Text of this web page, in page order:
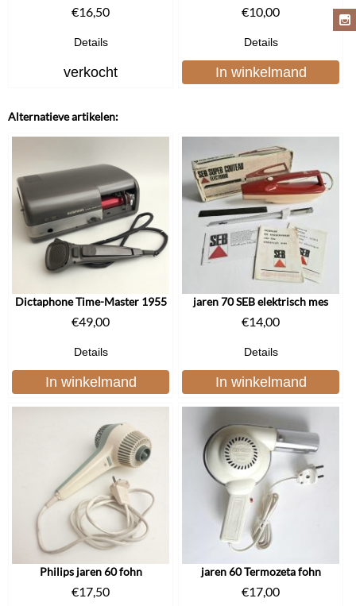
€16,50
Details
verkocht
€10,00
Details
In winkelmand
Alternatieve artikelen:
Dictaphone Time-Master 1955
€49,00
Details
In winkelmand
jaren 70 SEB elektrisch mes
€14,00
Details
In winkelmand
Philips jaren 60 fohn
€17,50
jaren 60 Termozeta fohn
€17,00